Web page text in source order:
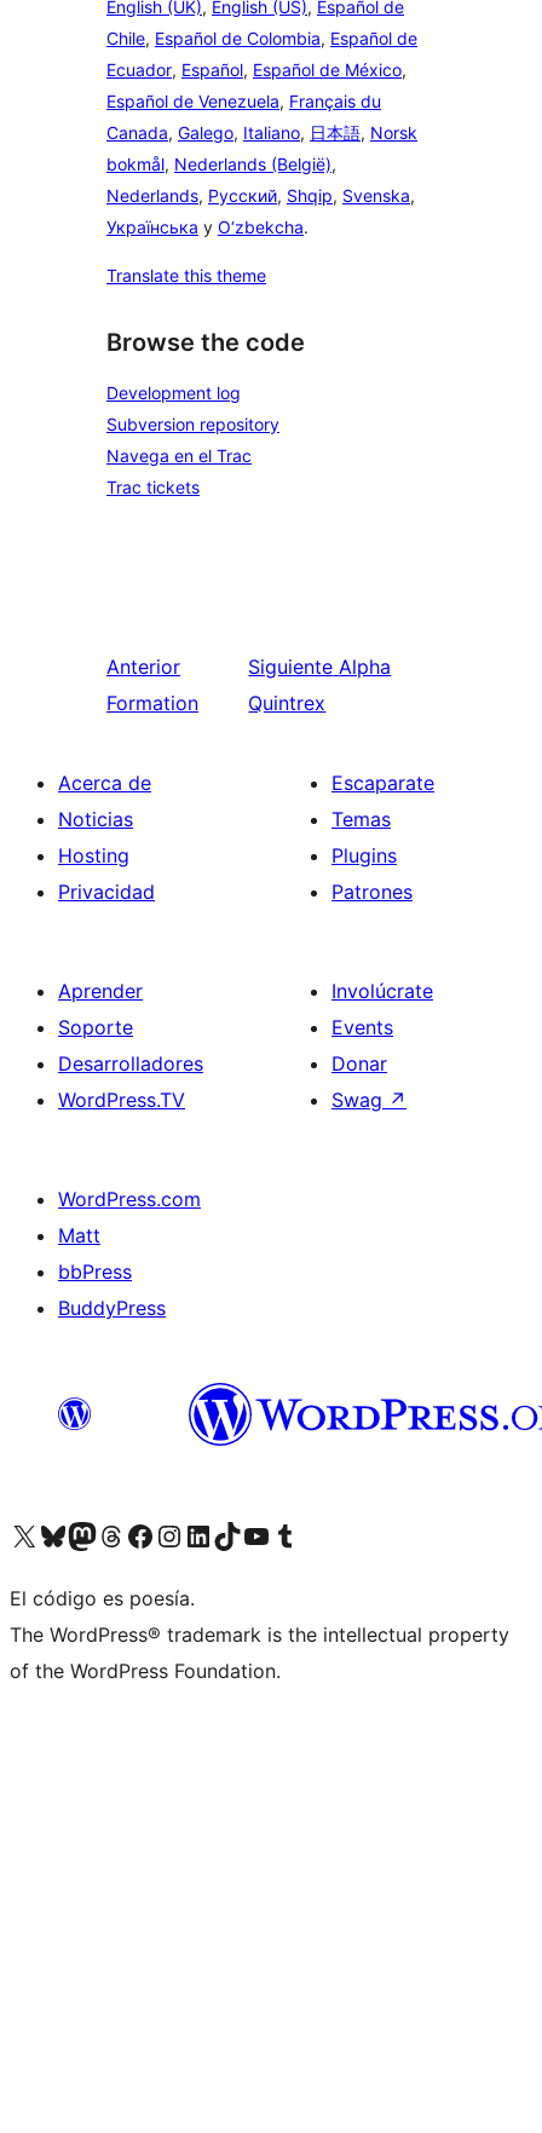
English (UK), English (US), Español de
Chile, Español de Colombia, Español de
Ecuador, Español, Español de México,
Español de Venezuela, Français du
Canada, Galego, Italiano, 日本語, Norsk
bokmål, Nederlands (België),
Nederlands, Русский, Shqip, Svenska,
Українська y O‘zbekcha.
Translate this theme
Browse the code
Development log
Subversion repository
Navega en el Trac
Trac tickets
Anterior
Formation
Siguiente Alpha
Quintrex
Acerca de
Noticias
Hosting
Privacidad
Escaparate
Temas
Plugins
Patrones
Aprender
Soporte
Desarrolladores
WordPress.TV
Involúcrate
Events
Donar
Swag ↗
WordPress.com
Matt
bbPress
BuddyPress
Visit our X (formerly Twitter) account
Visit our Bluesky account
Visita nuestra cuenta de Twitter
Visit our Threads account
Visita nuestra página de Facebook
Visite nuestra cuenta de Instagram
Visit our LinkedIn account
Visit our TikTok account
Visit our YouTube channel
Visit our Tumblr account
El código es poesía.
The WordPress® trademark is the intellectual property
of the WordPress Foundation.